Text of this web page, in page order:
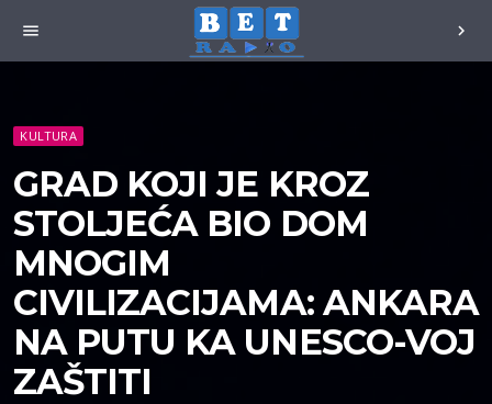
menu chevron_right
KULTURA
GRAD KOJI JE KROZ
STOLJEĆA BIO DOM
MNOGIM
CIVILIZACIJAMA: ANKARA
NA PUTU KA UNESCO-VOJ
ZAŠTITI